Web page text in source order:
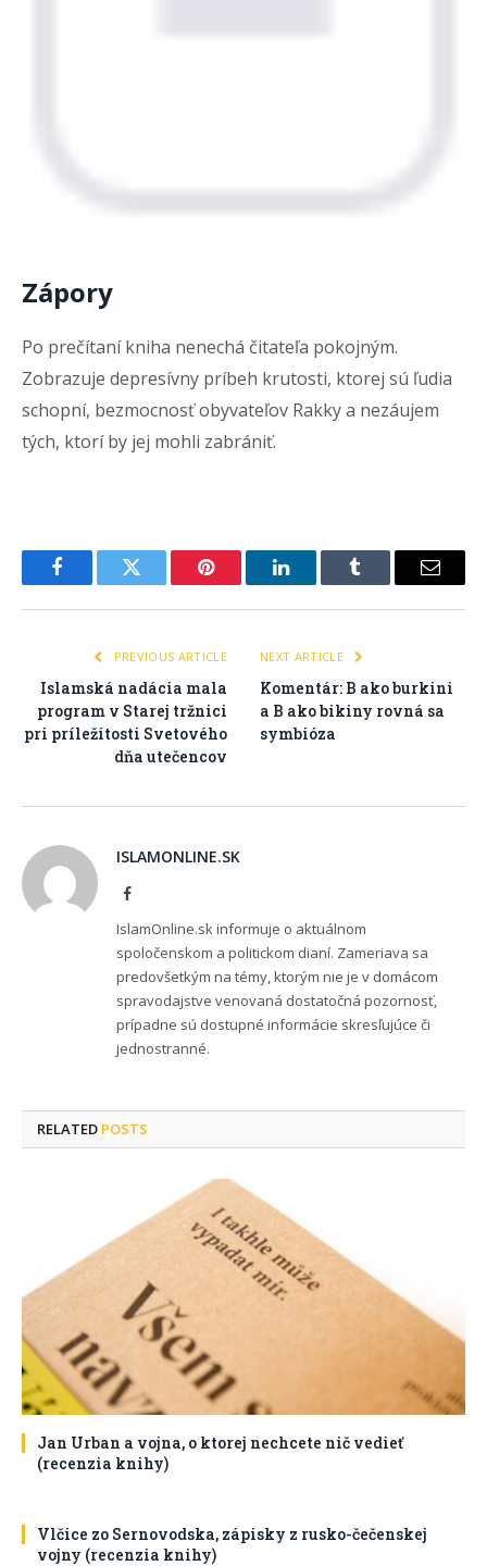
Zápory
Po prečítaní kniha nenechá čitateľa pokojným.
Zobrazuje depresívny príbeh krutosti, ktorej sú ľudia
schopní, bezmocnosť obyvateľov Rakky a nezáujem
tých, ktorí by jej mohli zabrániť.
FacebookTwitter Pinterest LinkedInTumblr Email
PREVIOUS ARTICLE
Islamská nadácia mala
program v Starej tržnici
pri príležitosti Svetového
dňa utečencov
NEXT ARTICLE
Komentár: B ako burkini
a B ako bikiny rovná sa
symbióza
ISLAMONLINE.SK
Facebook
IslamOnline.sk informuje o aktuálnom
spoločenskom a politickom dianí. Zameriava sa
predovšetkým na témy, ktorým nie je v domácom
spravodajstve venovaná dostatočná pozornosť,
prípadne sú dostupné informácie skresľujúce či
jednostranné.
RELATED POSTS
Jan Urban a vojna, o ktorej nechcete nič vedieť
(recenzia knihy)
Vlčice zo Sernovodska, zápisky z rusko-čečenskej
vojny (recenzia knihy)